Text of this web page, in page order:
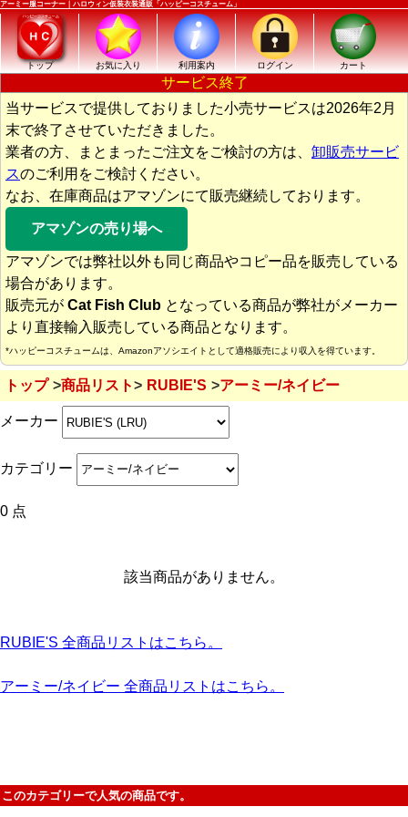
アーミー服コーナー｜ハロウィン仮装衣装通販「ハッピーコスチューム」
トップ お気に入り 利用案内 ログイン カート
サービス終了
当サービスで提供しておりました小売サービスは2026年2月
末で終了させていただきました。
業者の方、まとまったご注文をご検討の方は、 卸販売サービ
スのご利用をご検討ください。
なお、在庫商品はアマゾンにて販売継続しております。
アマゾンの売り場へ
アマゾンでは弊社以外も同じ商品やコピー品を販売している
場合があります。
販売元が Cat Fish Club となっている商品が弊社がメーカー
より直接輸入販売している商品となります。
*ハッピーコスチュームは、Amazonアソシエイトとして適格販売により収入を得ています。
トップ 商品リスト RUBIE'S アーミー/ネイビー
メーカー
カテゴリー
0 点
該当商品がありません。
RUBIE'S 全商品リストはこちら。
アーミー/ネイビー 全商品リストはこちら。
このカテゴリーで人気の商品です。